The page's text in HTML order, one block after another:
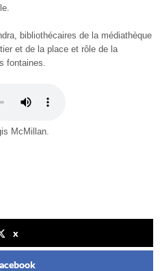
bibliothécaires de la médiathèque
et de la place et rôle de la
fontaines.
McMillan.
x